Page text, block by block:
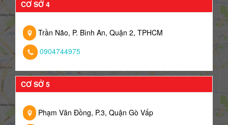
CƠ SỞ 4
Trần Não, P. Bình An, Quận 2, TPHCM
0904744975
CƠ SỞ 5
Phạm Văn Đồng, P.3, Quận Gò Vấp